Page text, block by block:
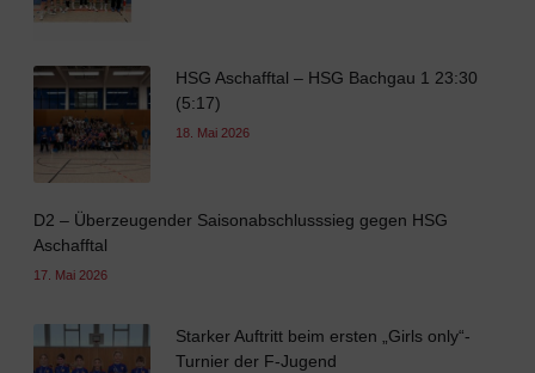
HSG Aschafftal – HSG Bachgau 1 23:30
(5:17)
18. Mai 2026
D2 – Überzeugender Saisonabschlusssieg gegen HSG
Aschafftal
17. Mai 2026
Starker Auftritt beim ersten „Girls only“-
Turnier der F-Jugend